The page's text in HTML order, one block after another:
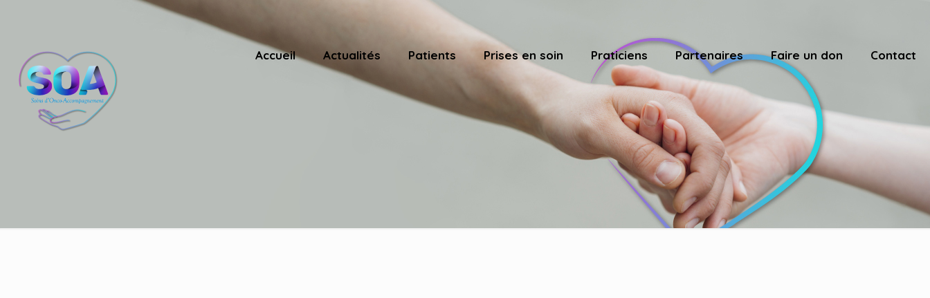
Accueil Actualités Patients Prises en soin Praticiens Partenaires Faire un don Contact